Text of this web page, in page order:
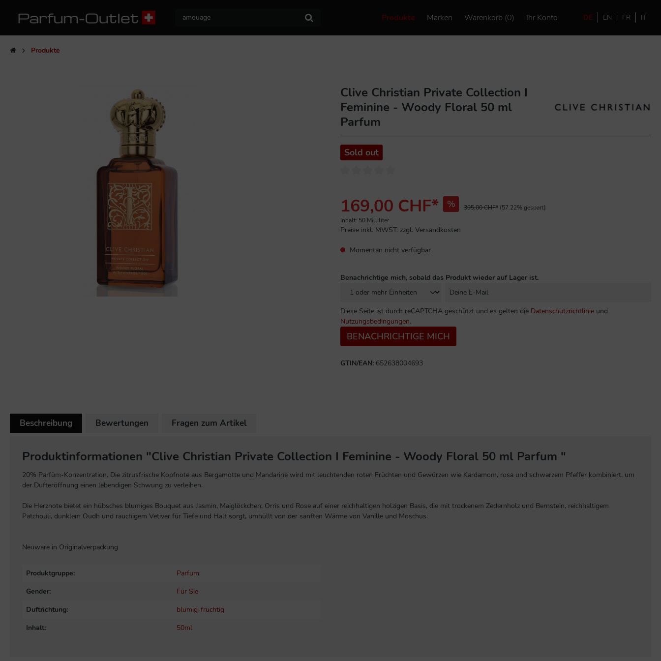
Produkte Marken Warenkorb (0) Ihr Konto DE EN FR IT
Produkte
Clive Christian Private Collection I
Feminine - Woody Floral 50 ml
Parfum
Sold out
169,00 CHF* % 395,00 CHF* (57.22% gespart)
Inhalt: 50 Milliliter
Preise inkl. MWST. zzgl. Versandkosten
Momentan nicht verfügbar
Benachrichtige mich, sobald das Produkt wieder auf Lager ist.
Diese Seite ist durch reCAPTCHA geschützt und es gelten die Datenschutzrichtlinie und
Nutzungsbedingungen.
BENACHRICHTIGE MICH
GTIN/EAN: 652638004693
Beschreibung Bewertungen Fragen zum Artikel
Produktinformationen "Clive Christian Private Collection I Feminine - Woody Floral 50 ml Parfum "
20% Parfüm-Konzentration. Die zitrusfrische Kopfnote aus Bergamotte und Mandarine wird mit leuchtenden roten Früchten und Gewürzen wie Kardamom, rosa und schwarzem Pfeffer kombiniert, um
der Dufteröffnung einen lebendigen Schwung zu verleihen.
Die Herznote bietet ein hübsches blumiges Bouquet aus Jasmin, Maiglöckchen, Orris und Rose auf einer reichhaltigen holzigen Basis, die mit trockenem Zedernholz und Bernstein, reichhaltigem
Patchouli, dunklem Oudh und rauchigem Vetiver für Tiefe und Halt sorgt, umhüllt von der sanften Wärme von Vanille und Moschus.
Neuware in Originalverpackung
Produktgruppe:
Parfum
Gender:
Für Sie
Duftrichtung:
blumig-fruchtig
Inhalt:
50ml